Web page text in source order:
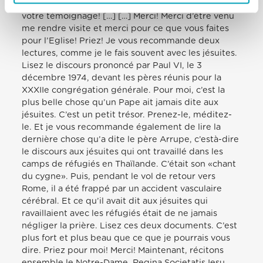
méditer sur la Via Crucis. Merci, père! Merci pour
votre témoignage! […] […] Merci! Merci d’être venu
me rendre visite et merci pour ce que vous faites
pour l’Eglise! Priez! Je vous recommande deux
lectures, comme je le fais souvent avec les jésuites.
Lisez le discours prononcé par Paul VI, le 3
décembre 1974, devant les pères réunis pour la
XXXIIe congrégation générale. Pour moi, c’est la
plus belle chose qu’un Pape ait jamais dite aux
jésuites. C’est un petit trésor. Prenez-le, méditez-
le. Et je vous recommande également de lire la
dernière chose qu’a dite le père Arrupe, c’està-dire
le discours aux jésuites qui ont travaillé dans les
camps de réfugiés en Thaïlande. C’était son «chant
du cygne». Puis, pendant le vol de retour vers
Rome, il a été frappé par un accident vasculaire
cérébral. Et ce qu’il avait dit aux jésuites qui
ravaillaient avec les réfugiés était de ne jamais
négliger la prière. Lisez ces deux documents. C’est
plus fort et plus beau que ce que je pourrais vous
dire. Priez pour moi! Merci! Maintenant, récitons